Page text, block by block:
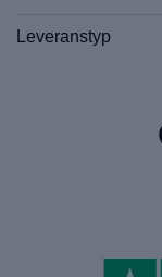
Leveranstyp